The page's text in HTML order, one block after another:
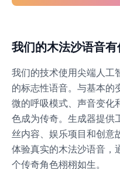
Male
Caine
Cyn
Female
Daddy
Male
我们的木法沙语音有
我们的技术使用尖端人工
的标志性语音。与基本的
微的呼吸模式、声音变化
色成为传奇。生成器提供
丝内容、娱乐项目和创意
体验真实的木法沙语音，
个传奇角色栩栩如生。